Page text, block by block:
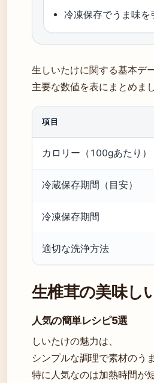
冷凍保存でうま味を
生しいたけに関する基本デ
主要な数値を表にまとめまし
項目
カロリー（100gあたり）
冷蔵保存期間（目安）
冷凍保存期間
適切な洗浄方法
生椎茸の美味し
人気の簡単レシピ5選
しいたけの魅力は、
シンプルな調理で素材のう
特に人気なのは加熱時間が